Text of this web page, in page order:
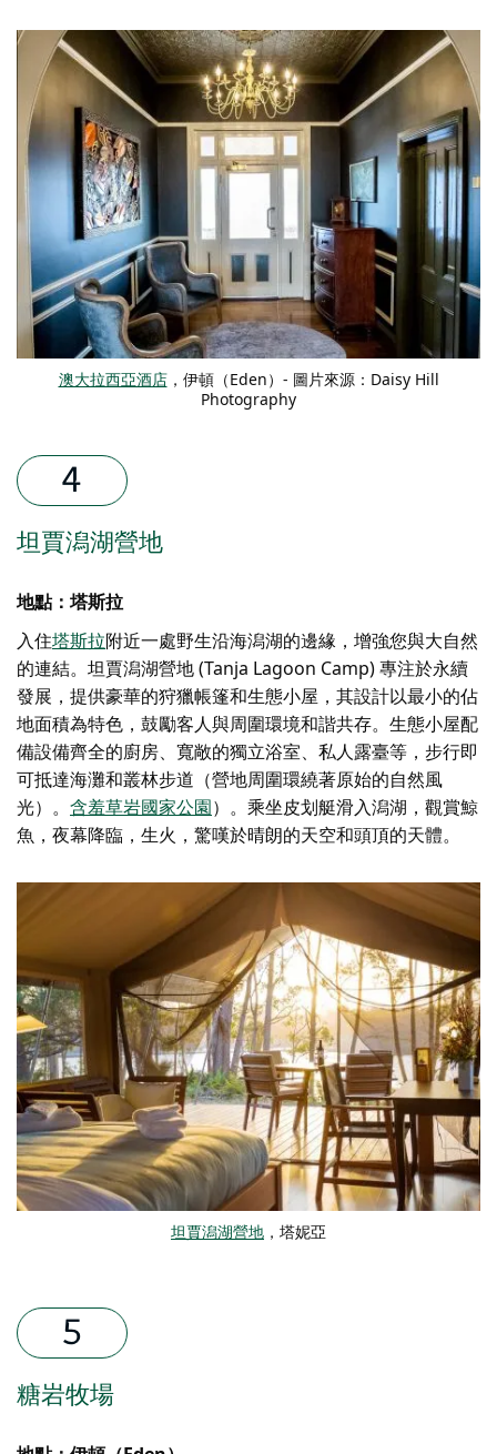
澳大拉西亞酒店，伊頓（Eden）- 圖片來源：Daisy Hill
Photography
坦賈潟湖營地
地點：塔斯拉
入住塔斯拉附近一處野生沿海潟湖的邊緣，增強您與大自然
的連結。坦賈潟湖營地 (Tanja Lagoon Camp) 專注於永續
發展，提供豪華的狩獵帳篷和生態小屋，其設計以最小的佔
地面積為特色，鼓勵客人與周圍環境和諧共存。生態小屋配
備設備齊全的廚房、寬敞的獨立浴室、私人露臺等，步行即
可抵達海灘和叢林步道（營地周圍環繞著原始的自然風
光）。 含羞草岩國家公園）。乘坐皮划艇滑入潟湖，觀賞鯨
魚，夜幕降臨，生火，驚嘆於晴朗的天空和頭頂的天體。
坦賈潟湖營地 ，塔妮亞
糖岩牧場